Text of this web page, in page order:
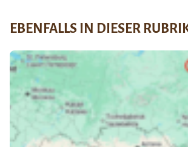
EBENFALLS IN DIESER